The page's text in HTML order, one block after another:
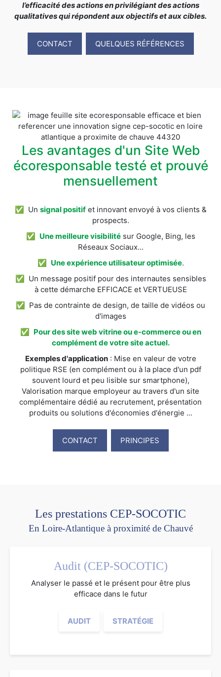
l’efficacité des actions en privilégiant des actions
qualitatives qui répondent aux objectifs et aux cibles.
CONTACT QUELQUES RÉFÉRENCES
Les avantages d'un Site Web
écoresponsable testé et prouvé
mensuellement
✅ Un signal positifet innovant envoyé à vos clients &
prospects.
✅ Une meilleure visibilitésur Google, Bing, les
Réseaux Sociaux...
✅ Une expérience utilisateur optimisée.
✅ Un message positif pour des internautes sensibles
à cette démarche EFFICACE et VERTUEUSE
✅ Pas de contrainte de design, de taille de vidéos ou
d'images
✅ Pour des site web vitrine ou e-commerce ou en
complément de votre site actuel.
Exemples d'application: Mise en valeur de votre
politique RSE (en complément ou à la place d'un pdf
souvent lourd et peu lisible sur smartphone),
Valorisation marque employeur au travers d'un site
complémentaire dédié au recrutement, présentation
produits ou solutions d'économies d'énergie ...
CONTACT PRINCIPES
Les prestations CEP-SOCOTIC
En Loire-Atlantique à proximité de Chauvé
Audit (CEP-SOCOTIC)
Analyser le passé et le présent pour être plus
efficace dans le futur
AUDIT STRATÉGIE